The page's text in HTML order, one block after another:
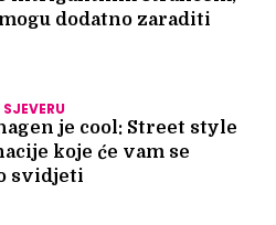
dodatno zaraditi
je cool: Street style
koje će vam se
svidjeti